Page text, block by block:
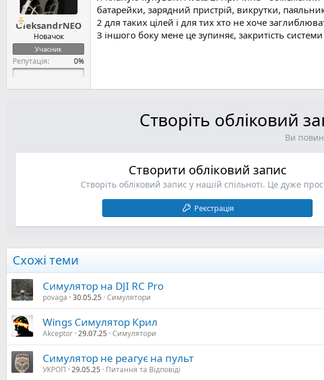
OleksandrNEO
Новачок
Учасник
Репутація:
батарейки, зарядний пристрій, викрутки,
2 для таких цілей і для тих хто не хоче
З іншого боку мене це зупиняє, закритість
Створіть обліковий
Ви
Створити обліковий запис
Створіть обліковий запис у нашій спільноті. Це дуже
Реєстрація
Схожі теми
Симулятор на DJI RC Pro
povaga 30.05.25 Симулятори
Wіngs Симулятор Крил
Akceptor 29.07.25 Симулятори
Симулятор не реагує на пульт
УКРОП 29.05.25 Питання та Відповіді